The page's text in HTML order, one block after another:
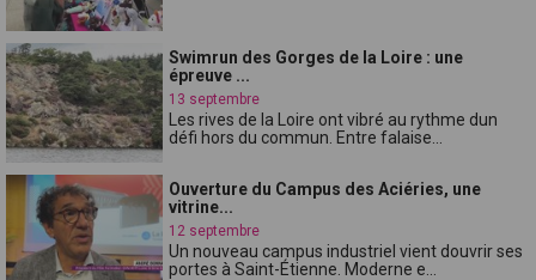
Swimrun des Gorges de la Loire : une
épreuve ...
13 septembre
Les rives de la Loire ont vibré au rythme dun
défi hors du commun. Entre falaise...
Ouverture du Campus des Aciéries, une
vitrine...
12 septembre
Un nouveau campus industriel vient douvrir ses
portes à Saint-Étienne. Moderne e...